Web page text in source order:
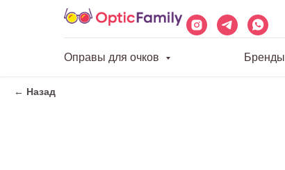
Оправы для очков Бренды
← Назад